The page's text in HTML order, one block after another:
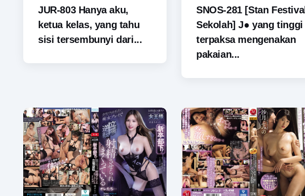
JUR-803 Hanya aku,
ketua kelas, yang tahu
sisi tersembunyi dari...
SNOS-281 [Stan Festival
Sekolah] J● yang tinggi
terpaksa mengenakan
pakaian...